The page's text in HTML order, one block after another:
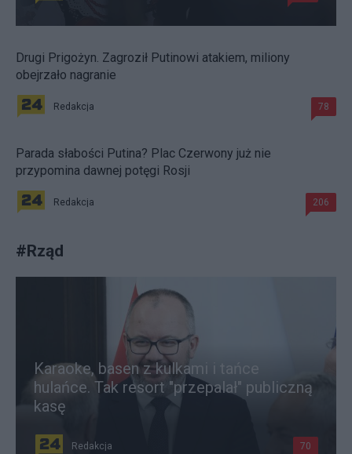
Drugi Prigożyn. Zagroził Putinowi atakiem, miliony
obejrzało nagranie
Redakcja 78
Parada słabości Putina? Plac Czerwony już nie
przypomina dawnej potęgi Rosji
Redakcja 206
#Rząd
Karaoke, basen z kulkami i tańce
hulańce. Tak resort "przepalał" publiczną
kasę
Redakcja 70